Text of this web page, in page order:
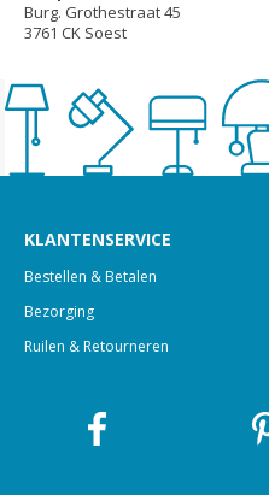
Burg. Grothestraat 45
3761 CK Soest
KLANTENSERVICE
Bestellen & Betalen
Bezorging
Ruilen & Retourneren